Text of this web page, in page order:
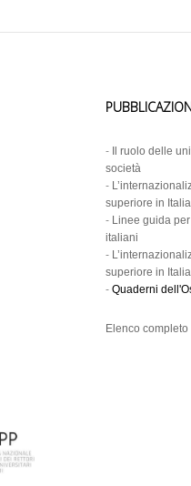
-
Il ruolo delle
società
-
superiore in
- Linee guida
italiani
-
superiore in
- Quaderni
Elenco completo